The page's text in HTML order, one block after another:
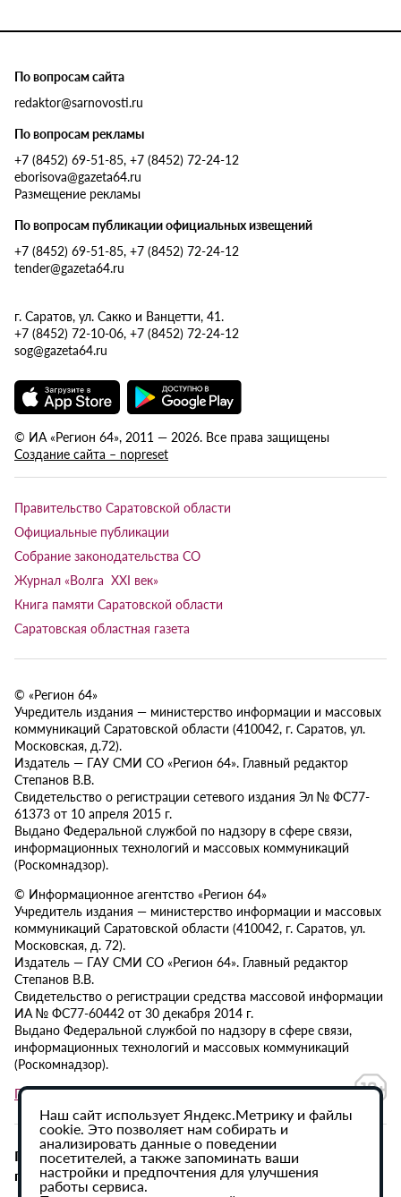
По вопросам сайта
redaktor@sarnovosti.ru
По вопросам рекламы
+7 (8452) 69-51-85, +7 (8452) 72-24-12
eborisova@gazeta64.ru
Размещение рекламы
По вопросам публикации официальных извещений
+7 (8452) 69-51-85, +7 (8452) 72-24-12
tender@gazeta64.ru
г. Саратов, ул. Сакко и Ванцетти, 41.
+7 (8452) 72-10-06, +7 (8452) 72-24-12
sog@gazeta64.ru
© ИА «Регион 64», 2011 — 2026. Все права защищены
Создание сайта – nopreset
Правительство Саратовской области
Официальные публикации
Собрание законодательства СО
Журнал «Волга XXI век»
Книга памяти Саратовской области
Саратовская областная газета
© «Регион 64»
Учредитель издания — министерство информации и массовых
коммуникаций Саратовской области (410042, г. Саратов, ул.
Московская, д.72).
Издатель — ГАУ СМИ СО «Регион 64». Главный редактор
Степанов В.В.
Свидетельство о регистрации сетевого издания Эл № ФС77-
61373 от 10 апреля 2015 г.
Выдано Федеральной службой по надзору в сфере связи,
информационных технологий и массовых коммуникаций
(Роскомнадзор).
© Информационное агентство «Регион 64»
Учредитель издания — министерство информации и массовых
коммуникаций Саратовской области (410042, г. Саратов, ул.
Московская, д. 72).
Издатель — ГАУ СМИ СО «Регион 64». Главный редактор
Степанов В.В.
Свидетельство о регистрации средства массовой информации
ИА № ФС77-60442 от 30 декабря 2014 г.
Выдано Федеральной службой по надзору в сфере связи,
информационных технологий и массовых коммуникаций
(Роскомнадзор).
Политика в отношении обработки персональных данных
При использовании материалов сайта активная
гиперссылка на ИА «Регион 64» обязательна.
Наш сайт использует Яндекс.Метрику и файлы
cookie. Это позволяет нам собирать и
анализировать данные о поведении
посетителей, а также запоминать ваши
настройки и предпочтения для улучшения
работы сервиса.